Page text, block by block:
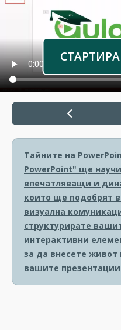
Тайните на
PowerPoint" ще
впечатляващи и
които ще подобрят
визуална
структурирате
интерактивни
за да внесете
вашите